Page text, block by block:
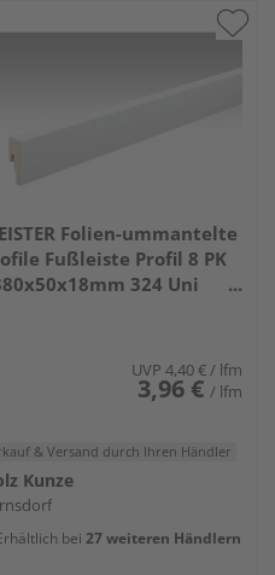
Folien-ummantelte
Fußleiste Profil 8 PK
324 Uni
UVP 4,40 € / lfm
3,96 € / lfm
& Versand durch Ihren Händler
Kunze
bei 27 weiteren Händlern